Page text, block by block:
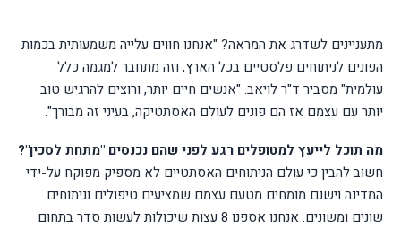
מתעניינים לשדרג את המראה? "אנחנו חווים עלייה משמעותית בכמות
הפונים לניתוחים פלסטיים בכל הארץ, וזה מתחבר למגמה כלל
עולמית" מסביר ד"ר לויאב. "אנשים חיים יותר, ורוצים להרגיש טוב
יותר עם עצמם אז הם פונים לעולם האסתטיקה, בעיני זה מבורך".
מה תוכל לייעץ למטופלים רגע לפני שהם נכנסים "מתחת לסכין"?
חשוב להבין כי עולם הניתוחים האסתטיים לא מספיק מפוקח על-ידי
המדינה וישנם מומחים מטעם עצמם שמציעים טיפולים וניתוחים
שונים ומשונים. אנחנו אספנו 8 עצות שיכולות לעשות סדר בתחום